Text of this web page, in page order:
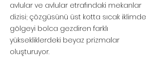
avlular ve avlular etrafındaki mekanlar
dizisi; çözgüsünü üst kotta sıcak iklimde
gölgeyi bolca gezdiren farklı
yüksekliklerdeki beyaz prizmalar
oluşturuyor.